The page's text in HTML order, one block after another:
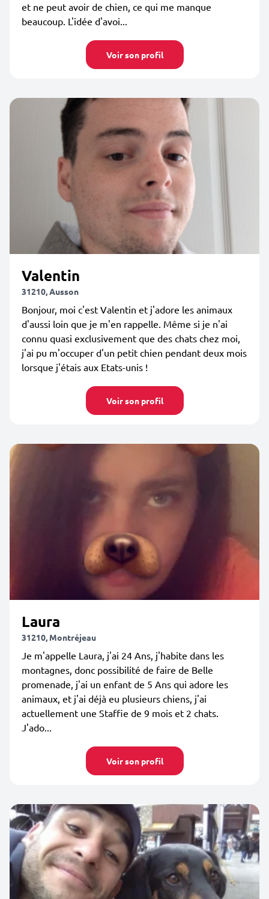
et ne peut avoir de chien, ce qui me manque
beaucoup. L'idée d'avoi...
Voir son profil
Valentin
31210, Ausson
Bonjour, moi c'est Valentin et j'adore les animaux
d'aussi loin que je m'en rappelle. Même si je n'ai
connu quasi exclusivement que des chats chez moi,
j'ai pu m'occuper d'un petit chien pendant deux mois
lorsque j'étais aux Etats-unis !
Voir son profil
Laura
31210, Montréjeau
Je m'appelle Laura, j'ai 24 Ans, j'habite dans les
montagnes, donc possibilité de faire de Belle
promenade, j'ai un enfant de 5 Ans qui adore les
animaux, et j'ai déjà eu plusieurs chiens, j'ai
actuellement une Staffie de 9 mois et 2 chats.
J'ado...
Voir son profil